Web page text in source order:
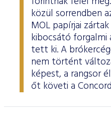
közül sorrendben
MOL papírjai
kibocsátó forgalmi
tett ki. A
nem történt
képest, a rangsor
őt követi a